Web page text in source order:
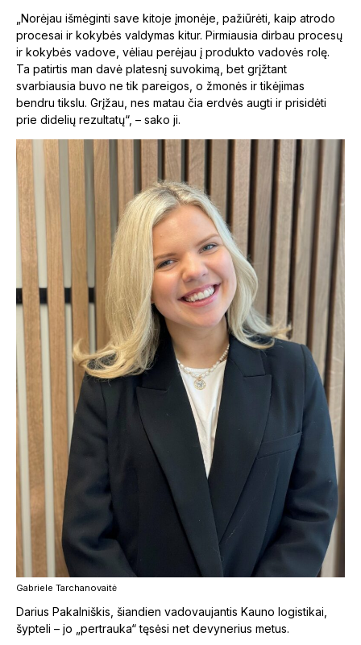
„Norėjau išmėginti save kitoje įmonėje, pažiūrėti, kaip atrodo
procesai ir kokybės valdymas kitur. Pirmiausia dirbau procesų
ir kokybės vadove, vėliau perėjau į produkto vadovės rolę.
Ta patirtis man davė platesnį suvokimą, bet grįžtant
svarbiausia buvo ne tik pareigos, o žmonės ir tikėjimas
bendru tikslu. Grįžau, nes matau čia erdvės augti ir prisidėti
prie didelių rezultatų“, – sako ji.
Gabriele Tarchanovaitė
Darius Pakalniškis, šiandien vadovaujantis Kauno logistikai,
šypteli – jo „pertrauka“ tęsėsi net devynerius metus.